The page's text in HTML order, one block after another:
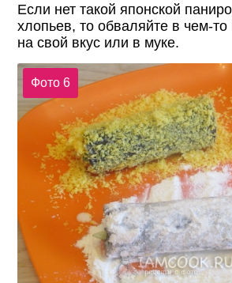
Если нет такой японской
хлопьев, то обваляйте в чем-
на свой вкус или в муке.
Фото 6